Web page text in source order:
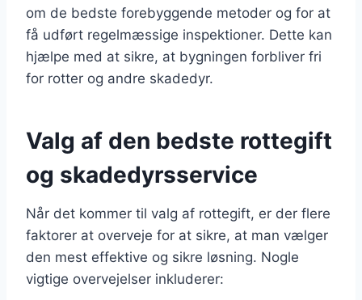
om de bedste forebyggende metoder og for at
få udført regelmæssige inspektioner. Dette kan
hjælpe med at sikre, at bygningen forbliver fri
for rotter og andre skadedyr.
Valg af den bedste rottegift
og skadedyrsservice
Når det kommer til valg af rottegift, er der flere
faktorer at overveje for at sikre, at man vælger
den mest effektive og sikre løsning. Nogle
vigtige overvejelser inkluderer: